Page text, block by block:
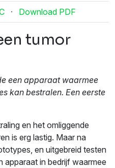
· Download PDF
tumor
een apparaat waarmee
kan bestralen. Een eerste
en het omliggende
is erg lastig. Maar na
en uitgebreid testen
apparaat in bedrijf waarmee